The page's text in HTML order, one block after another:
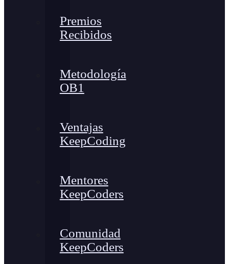
Premios
Recibidos
Metodología
OB1
Ventajas
KeepCoding
Mentores
KeepCoders
Comunidad
KeepCoders